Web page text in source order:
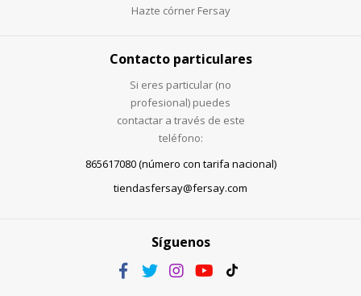
Hazte córner Fersay
Contacto particulares
Si eres particular (no
profesional) puedes
contactar a través de este
teléfono:
865617080 (número con tarifa nacional)
tiendasfersay@fersay.com
Síguenos